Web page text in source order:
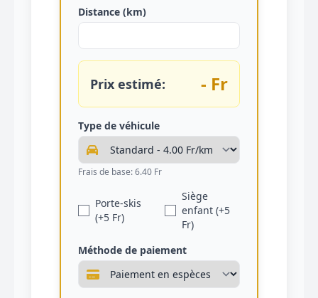
Distance (km)
Prix estimé: - Fr
Type de véhicule
Frais de base: 6.40 Fr
Porte-skis
(+5 Fr)
Siège
enfant (+5
Fr)
Méthode de paiement